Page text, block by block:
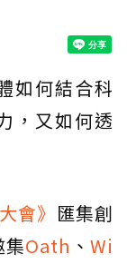
如何結合科
，又如何透
會》 匯集創
Oath 、Wi